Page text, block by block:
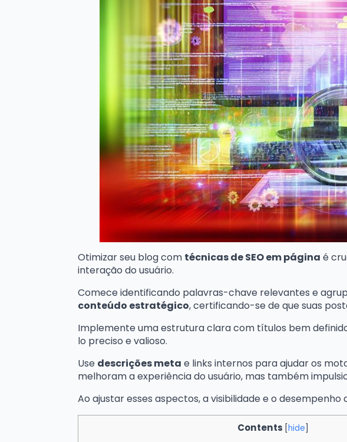
Otimizar seu blog com técnicas de SEO em página é
interação do usuário.
Comece identificando palavras-chave relevantes e
conteúdo estratégico, certificando-se de que suas
Implemente uma estrutura clara com títulos bem
lo preciso e valioso.
Use descrições meta e links internos para ajudar os
melhoram a experiência do usuário, mas também
Ao ajustar esses aspectos, a visibilidade e o
Contents [hide]